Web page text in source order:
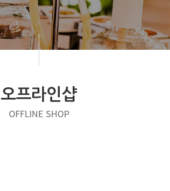
오프라인샵
OFFLINE SHOP